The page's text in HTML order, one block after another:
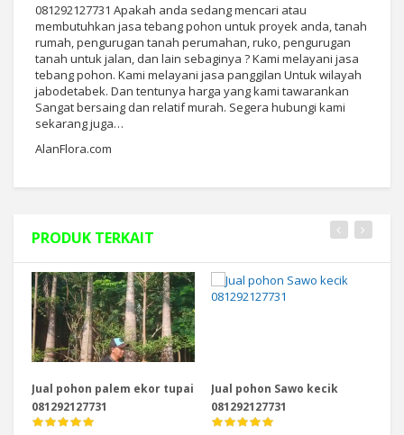
081292127731 Apakah anda sedang mencari atau
membutuhkan jasa tebang pohon untuk proyek anda, tanah
rumah, pengurugan tanah perumahan, ruko, pengurugan
tanah untuk jalan, dan lain sebaginya ? Kami melayani jasa
tebang pohon. Kami melayani jasa panggilan Untuk wilayah
jabodetabek. Dan tentunya harga yang kami tawarankan
Sangat bersaing dan relatif murah. Segera hubungi kami
sekarang juga…
AlanFlora.com
PRODUK TERKAIT
Jual pohon palem ekor tupai
081292127731
Jual pohon Sawo kecik
081292127731